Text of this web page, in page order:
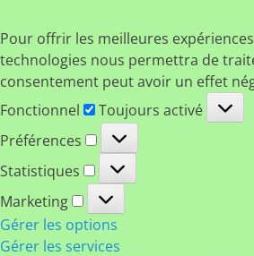
Pour offrir les meilleures
technologies nous permettra de
consentement peut avoir un effet
Fonctionnel
Fonctionnel
Toujours activé
Préférences
Préférences
Statistiques
Statistiques
Marketing
Marketing
Gérer les options
Gérer les services